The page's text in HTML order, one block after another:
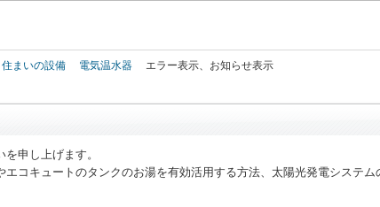
住まいの設備 電気温水器
エラー表示、お知らせ表示
申し上げます。
コキュートのタンクのお湯を有効活用する方法、太陽光発電システ